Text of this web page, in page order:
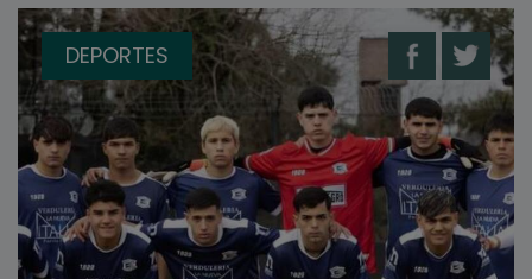
DEPORTES